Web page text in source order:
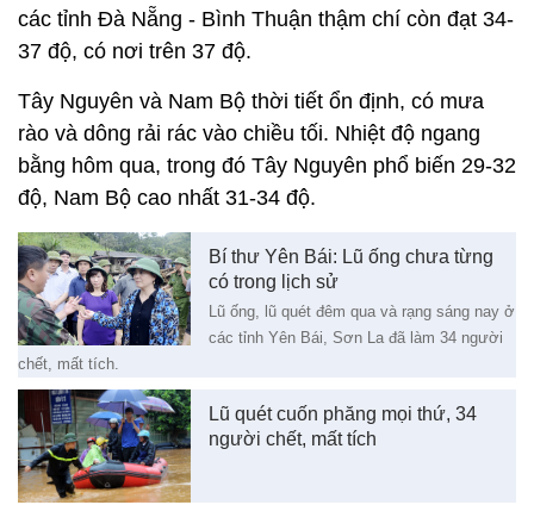
các tỉnh Đà Nẵng - Bình Thuận thậm chí còn đạt 34-
37 độ, có nơi trên 37 độ.
Tây Nguyên và Nam Bộ thời tiết ổn định, có mưa
rào và dông rải rác vào chiều tối. Nhiệt độ ngang
bằng hôm qua, trong đó Tây Nguyên phổ biến 29-32
độ, Nam Bộ cao nhất 31-34 độ.
Bí thư Yên Bái: Lũ ống chưa từng
có trong lịch sử
Lũ ống, lũ quét đêm qua và rạng sáng nay ở
các tỉnh Yên Bái, Sơn La đã làm 34 người
chết, mất tích.
Lũ quét cuốn phăng mọi thứ, 34
người chết, mất tích